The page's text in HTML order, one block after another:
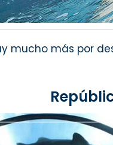
mucho más por